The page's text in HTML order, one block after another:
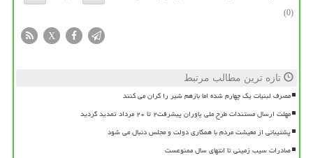
(0)
X
تازه ترین مطالب مرتبط
مصرف لبنیات یک چهارم شده اما بازهم شیر را گران می کنند
مهلت ارسال مستندات طرح ملی یاوران پیشرفت۲ تا ۲۰ مرداد تمدید گردید
پشتیبانی از معیشت مردم با همکاری دولت و مجلس دنبال می شود
صادرات سیب زمینی تا انتهای سال ممنوعست